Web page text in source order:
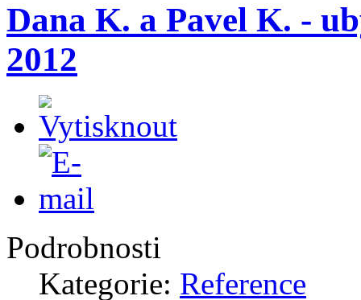
Dana K. a Pavel K. -
2012
Podrobnosti
Kategorie: Reference